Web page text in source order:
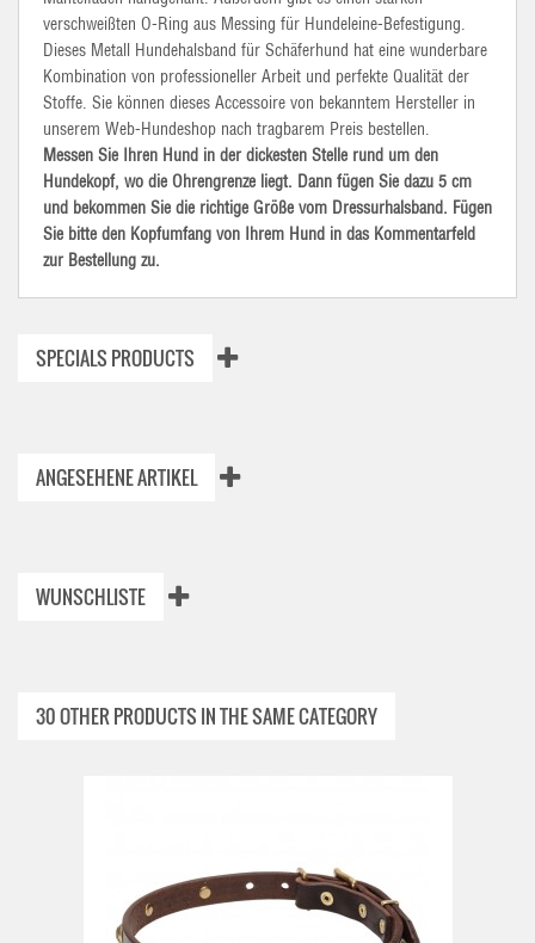
verschweißten O-Ring aus Messing für Hundeleine-Befestigung.
Dieses Metall Hundehalsband für Schäferhund hat eine wunderbare
Kombination von professioneller Arbeit und perfekte Qualität der
Stoffe. Sie können dieses Accessoire von bekanntem Hersteller in
unserem Web-Hundeshop nach tragbarem Preis bestellen.
Messen Sie Ihren Hund in der dickesten Stelle rund um den
Hundekopf, wo die Ohrengrenze liegt. Dann fügen Sie dazu 5 cm
und bekommen Sie die richtige Größe vom Dressurhalsband. Fügen
Sie bitte den Kopfumfang von Ihrem Hund in das Kommentarfeld
zur Bestellung zu.
SPECIALS PRODUCTS
ANGESEHENE ARTIKEL
WUNSCHLISTE
30 OTHER PRODUCTS IN THE SAME CATEGORY